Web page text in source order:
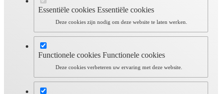
Essentiële cookies Essentiële cookies
Deze cookies zijn nodig om deze website te laten werken.
Functionele cookies Functionele cookies
Deze cookies verbeteren uw ervaring met deze website.